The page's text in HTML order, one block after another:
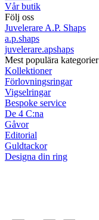
Vår butik
Följ oss
Juvelerare A.P. Shaps
a.p.shaps
juvelerare.apshaps
Mest populära kategorier
Kollektioner
Förlovningsringar
Vigselringar
Bespoke service
De 4 C:na
Gåvor
Editorial
Guldtackor
Designa din ring